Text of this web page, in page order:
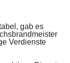
gab es
Verdienste